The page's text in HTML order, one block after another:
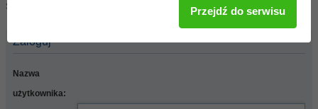
Skocz do:
Zaloguj
Nazwa
użytkownika:
Przejdź do serwisu